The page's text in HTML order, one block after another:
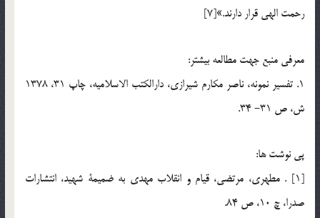
رحمت الهي قرار دارند.»[7]
معرفي منبع جهت مطالعه بيشتر:
1. تفسير نمونه، ناصر مكارم شيرازي، دارالكتب الاسلاميه، چاپ 31، 1378
ش، ص 31- 34.
پي نوشت ها:
[1] . مطهري، مرتضي، قيام و انقلاب مهدي به ضميمة شهيد، انتشارات
صدرا، چ 10، ص 84.